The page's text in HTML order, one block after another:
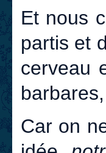
Et nous
partis et
cerveau
Car on